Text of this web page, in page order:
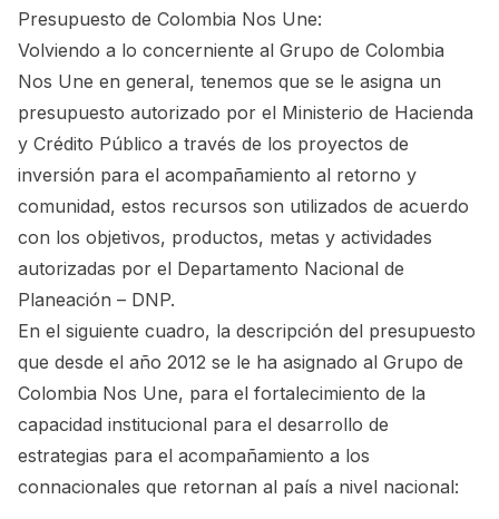
Presupuesto de Colombia Nos Une:
Volviendo a lo concerniente al Grupo de Colombia
Nos Une en general, tenemos que se le asigna un
presupuesto autorizado por el Ministerio de Hacienda
y Crédito Público a través de los proyectos de
inversión para el acompañamiento al retorno y
comunidad, estos recursos son utilizados de acuerdo
con los objetivos, productos, metas y actividades
autorizadas por el Departamento Nacional de
Planeación – DNP.
En el siguiente cuadro, la descripción del presupuesto
que desde el año 2012 se le ha asignado al Grupo de
Colombia Nos Une, para el fortalecimiento de la
capacidad institucional para el desarrollo de
estrategias para el acompañamiento a los
connacionales que retornan al país a nivel nacional: